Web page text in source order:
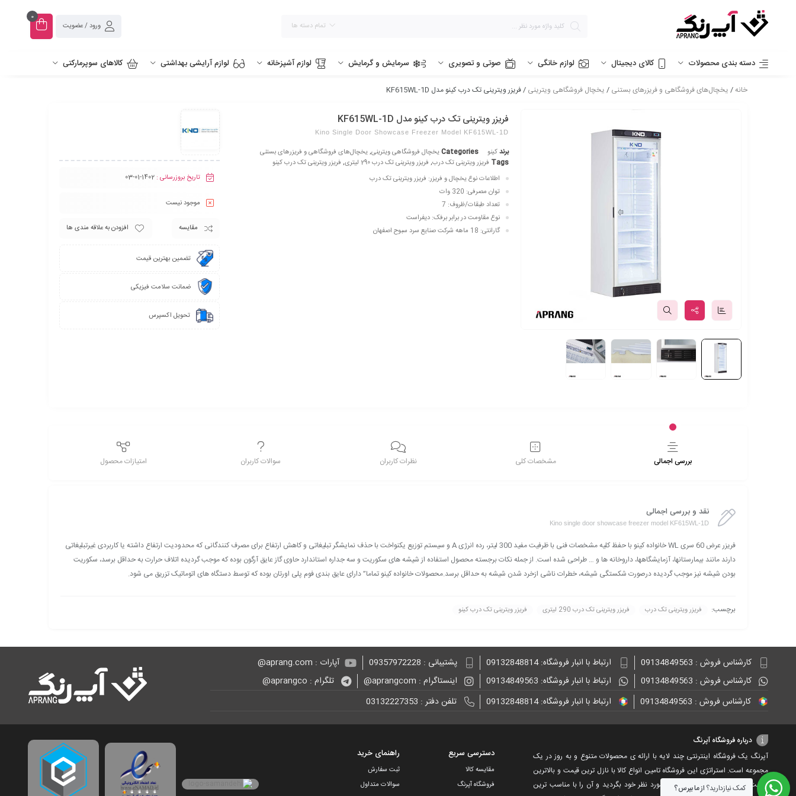
تمام دسته ها ورود / عضویت
0
دسته بندی محصولات کالای دیجیتال لوازم خانگی صوتی و تصویری سرمایش و گرمایش لوازم آشپزخانه لوازم آرایشی بهداشتی کالاهای سوپرمارکتی
خانه/ یخچال‌های فروشگاهی و فریزرهای بستنی / یخچال فروشگاهی ویترینی / فریزر ویترینی تک درب کینو مدل KF615WL-1D
فریزر ویترینی تک درب کینو مدل KF615WL-1D
Kino Single Door Showcase Freezer Model KF615WL-1D
برندکینو Categoriesیخچال فروشگاهی ویترینی,یخچال‌های فروشگاهی و فریزرهای بستنی
Tags فریزر ویترینی تک درب, فریزر ویترینی تک درب 290 لیتری , فریزر ویترینی تک درب کینو
اطلاعات نوع یخچال و فریزر: فریزر ویترینی تک درب
توان مصرفی: 320 وات
تعداد طبقات/ظروف: 7
نوع مقاومت در برابر برفک: دیفراست
گارانتی: 18 ماهه شرکت صنایع سرد سبوح اصفهان
تاریخ بروزرسانی :1402-01-03
موجود نیست
مقایسه افزودن به علاقه مندی ها
تضمین بهترین قیمت
ضمانت سلامت فیزیکی
تحویل اکسپرس
بررسی اجمالی مشخصات کلی نظرات کاربران سوالات کاربران امتیازات محصول
نقد و بررسی اجمالی
Kino single door showcase freezer model KF615WL-1D
فریزر عرض 60 سری WL خانواده کینو با حفظ کلیه مشخصات فنی با ظرفیت مفید 300 لیتر، رده انرژی A و سیستم توزیع یکنواخت با حذف نمایشگر تبلیغاتی و کاهش ارتفاع برای مصرف کنندگانی که محدودیت ارتفاع داشته یا کاربردی غیرتبلیغاتی
دارند مانند بیمارستانها، آزمایشگاهها، داروخانه ها و … طراحی شده است. از جمله نکات برجسته محصول استفاده از شیشه های سکوریت و سه جداره استاندارد حاوی گاز عایق آرگون بوده که موجب گردیده اتلاف حرارت به حداقل برسد، سکوریت
بودن شیشه نیز موجب گردیده درصورت شکستگی شیشه، خطرات ناشی ازخرد شدن شیشه به حداقل برسد.محصولات خانواده کینو تماما” دارای عایق بندی فوم پلی اورتان بوده که توسط دستگاه های اتوماتیک تزریق می شود.
برچسب: فریزر ویترینی تک درب فریزر ویترینی تک درب 290 لیتری فریزر ویترینی تک درب کینو
کارشناس فروش : 09134849563 ارتباط با انبار فروشگاه: 09132848814 پشتیبانی : 09357972228
آپارات : aprang.com@
کارشناس فروش : 09134849563
ارتباط با انبار فروشگاه: 09134849563 اینستاگرام : aprangcom@
تلگرام : aprangco@
کارشناس فروش : 09134849563
ارتباط با انبار فروشگاه: 09132848814 تلفن دفتر : 03132227353
درباره فروشگاه آپرنگ
آپرنگ یک فروشگاه اینترنتی چند لایه با ارائه ی محصولات متنوع و به روز در یک
مجموعه است. استراتژی این فروشگاه تامین انواع کالا با نازل ترین قیمت و بالاترین
کیفیت است. به سادگی دنبال کالای مورد نظر خود بگردید و آن را با مناسب ترین
دسترسی سریع
مقایسه کالا
فروشگاه آپرنگ
راهنمای خرید
ثبت سفارش
سوالات متداول
کمک نیازدارید؟ از ما بپرس؟